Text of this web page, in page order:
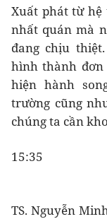
Xuất phát từ hệ
nhất quán mà
đang chịu
hình thành
hiện hành
trường cũng
chúng ta cần
15:35
TS. Nguyễn